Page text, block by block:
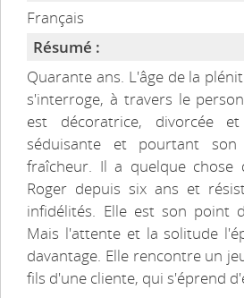
Français
Résumé :
Quarante ans. L'âge de la
s'interroge, à travers le
est décoratrice, divorcée
séduisante et pourtant
fraîcheur. Il a quelque chose
Roger depuis six ans et
infidélités. Elle est son point
Mais l'attente et la solitude
davantage. Elle rencontre un
fils d'une cliente, qui s'éprend